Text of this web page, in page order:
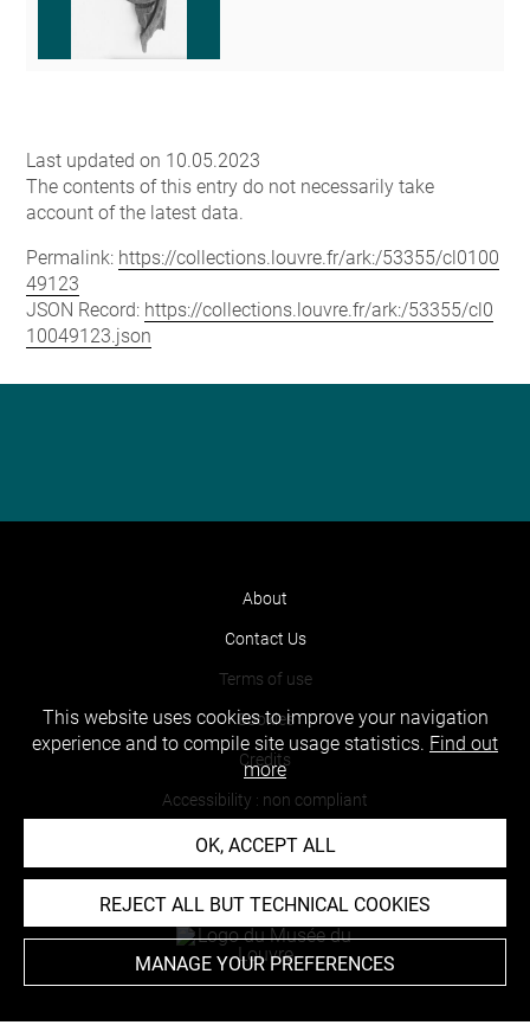
Last updated on 10.05.2023
The contents of this entry do not necessarily take
account of the latest data.
Permalink: https://collections.louvre.fr/ark:/53355/cl0100
49123
JSON Record: https://collections.louvre.fr/ark:/53355/cl0
10049123.json
About
Contact Us
Terms of use
Cookies
Credits
Accessibility : non compliant
This website uses cookies to improve your navigation
experience and to compile site usage statistics. Find out
more
OK, ACCEPT ALL
REJECT ALL BUT TECHNICAL COOKIES
MANAGE YOUR PREFERENCES